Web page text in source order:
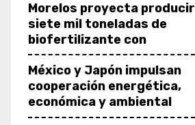
Morelos proyecta producir
siete mil toneladas de
biofertilizante con
cachaza de caña
México y Japón impulsan
cooperación energética,
económica y ambiental